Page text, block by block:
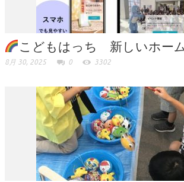
こどもはっち 新しいホー
8月 30, 2025 0 3302